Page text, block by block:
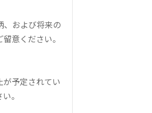
、および将来の
意ください。
予定されてい
。